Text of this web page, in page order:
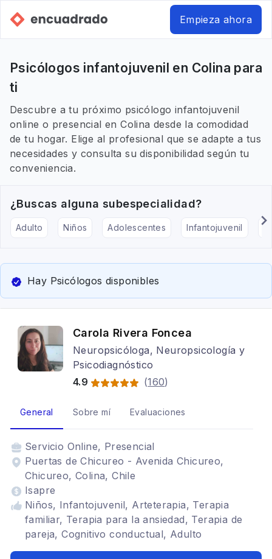
Empieza ahora
Psicólogos infantojuvenil en Colina para
ti
Descubre a tu próximo psicólogo infantojuvenil
online o presencial en Colina desde la comodidad
de tu hogar. Elige al profesional que se adapte a tus
necesidades y consulta su disponibilidad según tu
conveniencia.
¿Buscas alguna subespecialidad?
Adulto Niños Adolescentes Infantojuvenil
Hay Psicólogos disponibles
Carola Rivera Foncea
Neuropsicóloga, Neuropsicología y
Psicodiagnóstico
4.9
(160)
General Sobre mí Evaluaciones
Servicio Online, Presencial
Puertas de Chicureo - Avenida Chicureo,
Chicureo, Colina, Chile
Isapre
Niños, Infantojuvenil, Arteterapia, Terapia
familiar, Terapia para la ansiedad, Terapia de
pareja, Cognitivo conductual, Adulto